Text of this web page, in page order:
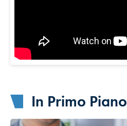
In Primo Piano